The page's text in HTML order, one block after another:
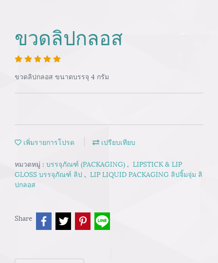
ขวดลิปกลอส
ขวดลิปกลอส ขนาดบรรจุ 4 กรัม
เพิ่มรายการโปรด เปรียบเทียบ
หมวดหมู่ : บรรจุภัณฑ์ (PACKAGING) , LIPSTICK & LIP
GLOSS บรรจุภัณฑ์ ลิป , LIP LIQUID PACKAGING ลิปจิ้มจุ่ม ลิ
ปกลอส
Share